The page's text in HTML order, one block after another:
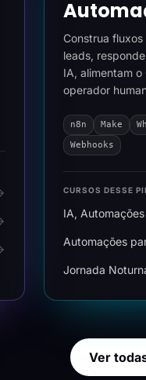
Construa
leads,
IA, alimentam
operador
n8n Make
Webhooks
CURSOS DESSE
IA,
Automações
Jornada
Ver